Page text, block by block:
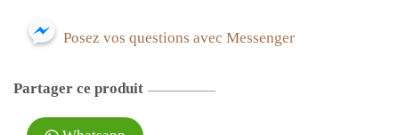
Posez vos questions avec Messenger
Partager ce produit